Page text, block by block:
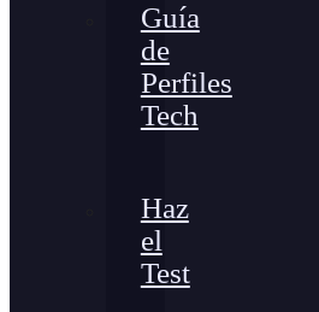
Guía
de
Perfiles
Tech
Haz
el
Test